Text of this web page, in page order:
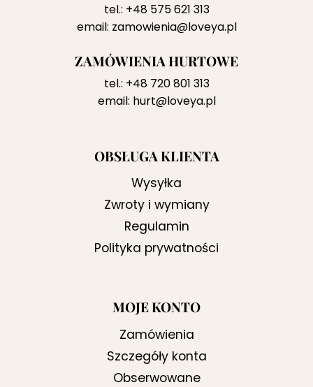
tel.: +48 575 621 313
email: zamowienia@loveya.pl
ZAMÓWIENIA HURTOWE
tel.: +48 720 801 313
email: hurt@loveya.pl
OBSŁUGA KLIENTA
Wysyłka
Zwroty i wymiany
Regulamin
Polityka prywatności
MOJE KONTO
Zamówienia
Szczegóły konta
Obserwowane